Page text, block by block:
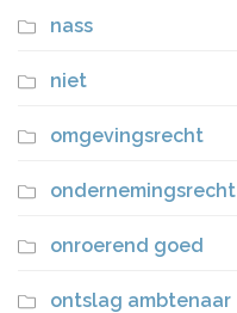
nass
niet
omgevingsrecht
ondernemingsrecht
onroerend goed
ontslag ambtenaar